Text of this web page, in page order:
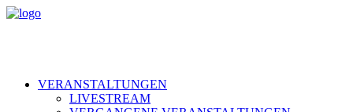
VERANSTALTUNGEN
LIVESTREAM